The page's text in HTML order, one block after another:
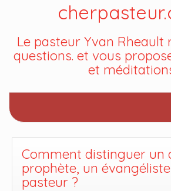
Le pasteur Yvan Rheault
questions. et vous
et
Comment distinguer un
prophète, un
pasteur ?